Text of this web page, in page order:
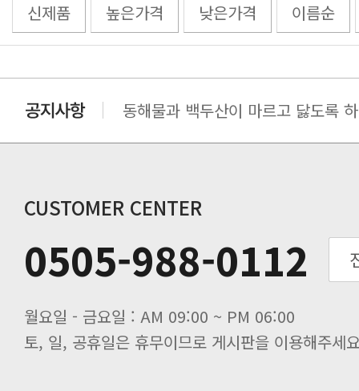
신제품 높은가격 낮은가격 이름순
동해물과 백두산이 마르고 닳도록
동해물과 백두산이 마르고 닳도록
동해물과 백두산이 마르고 닳도록
동해물과 백두산이 마르고 닳도록
동해물과 백두산이 마르고 닳도록
CUSTOMER CENTER
0505-988-0112
월요일 - 금요일 : AM 09:00 ~ PM 06:00
토, 일, 공휴일은 휴무이므로 게시판을 이용해주세